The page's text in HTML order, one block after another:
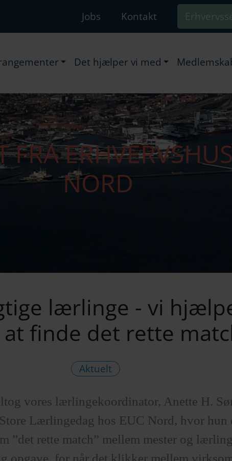
Jobs Kontakt
Det hjælper vi med
FRA ERHVERVSHUS
NORD
lærlinge - vi
finde det rette
Aktuelt
vores lærlingekoordinator, Anette H.
Lærlingedag hos EUC Nord, hvor hun
”det rette match” mellem mester og
opgave, for når det klikker mellem